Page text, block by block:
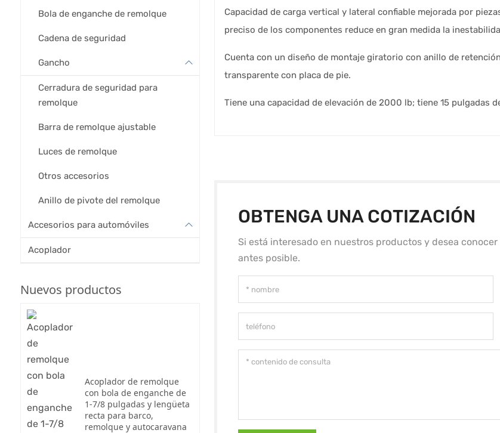
Capacidad de carga vertical y lateral confiable mejorada por
preciso de los componentes reduce en gran medida la
Cuenta con un diseño de montaje giratorio con anillo de
transparente con placa de pie.
Tiene una capacidad de elevación de 2000 lb; tiene 15 pulgadas
OBTENGA UNA COTIZACIÓN
Si está interesado en nuestros productos y desea
antes posible.
Bola de enganche de remolque
Cadena de seguridad
Gancho
Cerradura de seguridad para
remolque
Barra de remolque ajustable
Luces de remolque
Otros accesorios
Anillo de pivote del remolque
Accesorios para automóviles
Acoplador
Nuevos productos
Acoplador de remolque
con bola de enganche de
1-7/8 pulgadas y lengüeta
recta para barco,
remolque y autocaravana